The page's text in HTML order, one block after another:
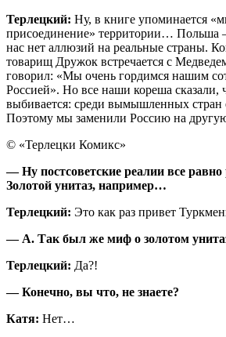
Терлецкий: Ну, в книге упоминается
присоединение» территории… Польша
нас нет аллюзий на реальные страны.
товарищ Дружок встречается с
говорил: «Мы очень гордимся нашим
Россией». Но все наши кореша сказали,
выбивается: среди вымышленных стран
Поэтому мы заменили Россию на
© «Терлецки Комикс»
— Ну постсоветские реалии все
Золотой унитаз, например…
Терлецкий: Это как раз привет
— А. Так был же миф о золотом
Терлецкий: Да?!
— Конечно, вы что, не знаете?
Катя: Нет…